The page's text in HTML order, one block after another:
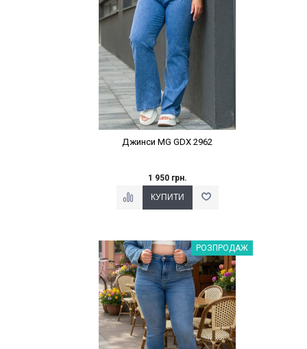
Джинси MG GDX 2962
1 950 грн.
Наклейки Варіант з %РОЗПРОДАЖ